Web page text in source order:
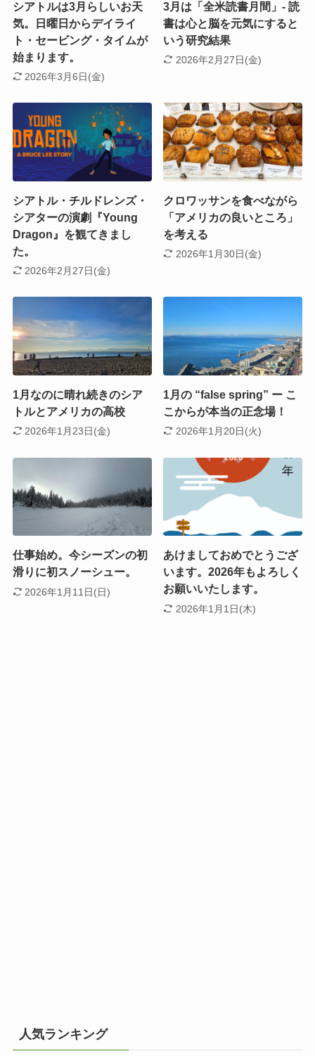
シアトルは3月らしいお天
気。日曜日からデイライ
ト・セービング・タイムが
始まります。
2026年3月6日(金)
3月は「全米読書月間」- 読
書は心と脳を元気にすると
いう研究結果
2026年2月27日(金)
シアトル・チルドレンズ・
シアターの演劇『Young
Dragon』を観てきまし
た。
2026年2月27日(金)
クロワッサンを食べながら
「アメリカの良いところ」
を考える
2026年1月30日(金)
1月なのに晴れ続きのシア
トルとアメリカの高校
2026年1月23日(金)
1月の “false spring” ー こ
こからが本当の正念場！
2026年1月20日(火)
仕事始め。今シーズンの初
滑りに初スノーシュー。
2026年1月11日(日)
あけましておめでとうござ
います。2026年もよろしく
お願いいたします。
2026年1月1日(木)
人気ランキング